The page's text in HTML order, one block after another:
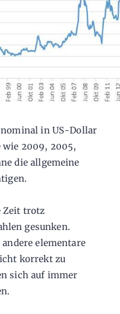
in US-Dollar
wie 2009, 2005,
die allgemeine
Zeit trotz
gesunken.
elementare
korrekt zu
sich auf immer